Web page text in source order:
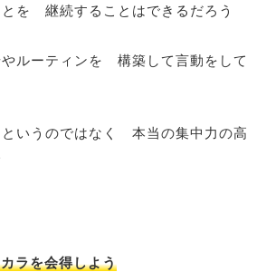
を 継続することはできるだろう
ルーティンを 構築して言動をして
いうのではなく 本当の集中力の高
ラを会得しよう